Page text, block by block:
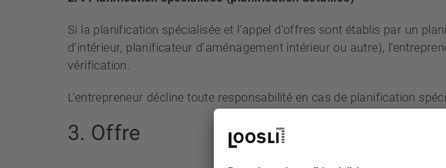
Si la planification spécialisée et l’appel d’offres sont établis par un
d’intérieur, planificateur d’aménagement intérieur ou autre),
vérification.
L’entrepreneur décline toute responsabilité en cas de planification
3. Offre